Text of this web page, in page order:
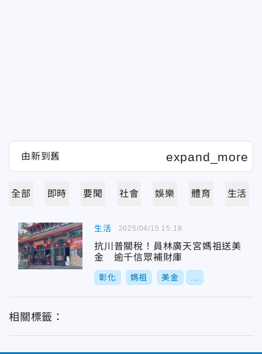
全部 即時 要聞 社會 娛樂 體育 生活
生活
抗川普關稅！員林廣天宮媽祖送美
金 逾千信眾補財庫
彰化 媽祖 美金
2025/04/15 15:18
相關標籤：